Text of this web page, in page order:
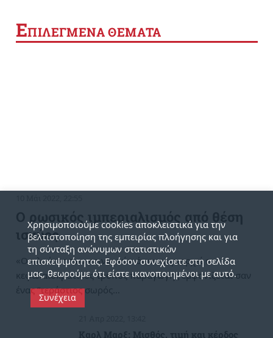
ΕΠΙΛΕΓΜΕΝΑ ΘΕΜΑΤΑ
Ο ρωσικός ιμπεριαλισμός από θέση
ισχύος
«Ο πλούτος των κοινωνιών όπου κυριαρχεί ο
κεφαλαιοκρατικός τρόπος παραγωγής εμφανίζεται σαν
ένας “τεράστιος σωρός…
Καρλ Μαρξ: Μισθός, τιμή και κέρδος
Χρησιμοποιούμε cookies αποκλειστικά για την
βελτιστοποίηση της εμπειρίας πλοήγησης και για
τη σύνταξη ανώνυμων στατιστικών
επισκεψιμότητας. Εφόσον συνεχίσετε στη σελίδα
μας, θεωρούμε ότι είστε ικανοποιημένοι με αυτό.
Συνέχεια